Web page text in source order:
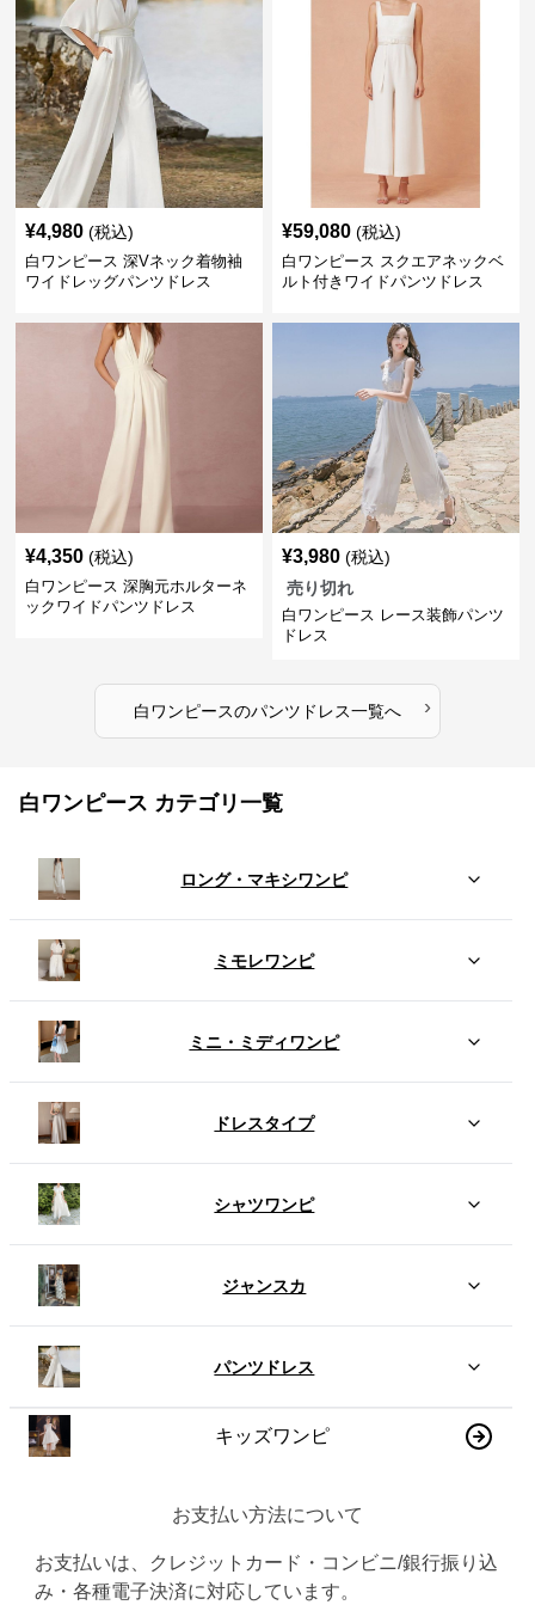
¥4,980 (税込)
白ワンピース 深Vネック着物袖
ワイドレッグパンツドレス
¥59,080 (税込)
白ワンピース スクエアネックベ
ルト付きワイドパンツドレス
¥4,350 (税込)
白ワンピース 深胸元ホルターネ
ックワイドパンツドレス
¥3,980 (税込)
売り切れ
白ワンピース レース装飾パンツ
ドレス
白ワンピースのパンツドレス一覧へ ›
白ワンピース カテゴリ一覧
ロング・マキシワンピ
ミモレワンピ
ミニ・ミディワンピ
ドレスタイプ
シャツワンピ
ジャンスカ
パンツドレス
キッズワンピ
お支払い方法について
お支払いは、クレジットカード・コンビニ/銀行振り込
み・各種電子決済に対応しています。